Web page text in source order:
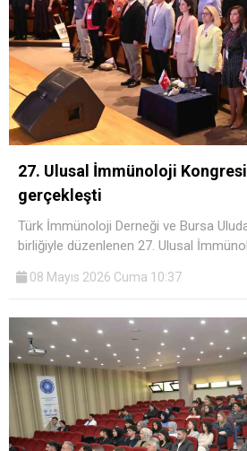
27. Ulusal İmmünoloji Kongresi
gerçekleşti
Türk İmmünoloji Derneği ve Bursa
birliğiyle düzenlenen 27. Ulusal
08 Mayıs 2026 Cuma 10:37